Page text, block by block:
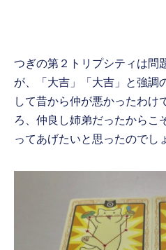
つぎの第２トリプシティは問
が、「大吉」「大吉」と強調
して昔から仲が悪かったわけ
ろ、仲良し姉弟だったからこ
ってあげたいと思ったのでし